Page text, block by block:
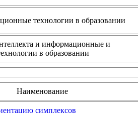
технологии в образовании
и информационные и
в образовании
Наименование
симплексов